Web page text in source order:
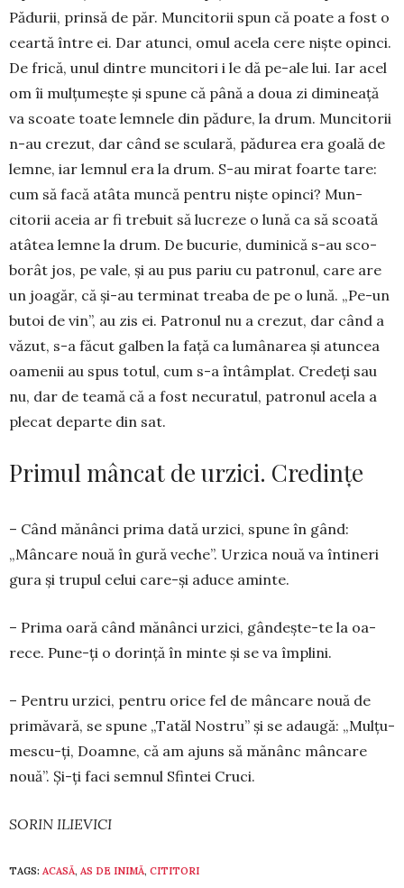
Pădurii, prin­să de păr. Munci­torii spun că poate a fost o
ceartă între ei. Dar atunci, omul acela cere niște opinci.
De fri­că, unul dintre mun­citori i le dă pe-ale lui. Iar acel
om îi mul­țumește și spune că până a doua zi dimineață
va scoate toate lem­nele din pădure, la drum. Mun­ci­torii
n-au crezut, dar când se scu­lară, pădurea era goală de
lemne, iar lemnul era la drum. S-au mirat foarte tare:
cum să facă atâta muncă pentru niște opinci? Mun­
citorii aceia ar fi trebuit să lucreze o lună ca să scoată
atâtea lemne la drum. De bu­curie, duminică s-au sco­
borât jos, pe vale, și au pus pariu cu patronul, care are
un joagăr, că și-au terminat trea­ba de pe o lună. „Pe-un
butoi de vin”, au zis ei. Patronul nu a crezut, dar când a
văzut, s-a făcut galben la față ca lu­mâ­narea și atun­cea
oamenii au spus totul, cum s-a întâmplat. Credeți sau
nu, dar de teamă că a fost necu­ratul, patronul acela a
plecat de­par­te din sat.
Primul mâncat de urzici. Credințe
– Când mănânci prima da­tă ur­zici, spune în gând:
„Mân­­care nouă în gură ve­che”. Urzica nouă va în­tineri
gura și trupul celui care-și adu­ce amin­te.
– Prima oară când mă­nânci urzici, gân­dește-te la oa­
rece. Pune-ți o dorin­ță în minte și se va împlini.
– Pentru urzici, pentru ori­ce fel de mâncare nouă de
primăvară, se spune „Ta­tăl Nostru” și se adaugă: „Mulțu­
mes­cu-ți, Doam­ne, că am ajuns să mă­­nânc mâncare
no­uă”. Și-ți faci sem­nul Sfintei Cruci.
SORIN ILIEVICI
TAGS: ACASĂ, AS DE INIMĂ, CITITORI